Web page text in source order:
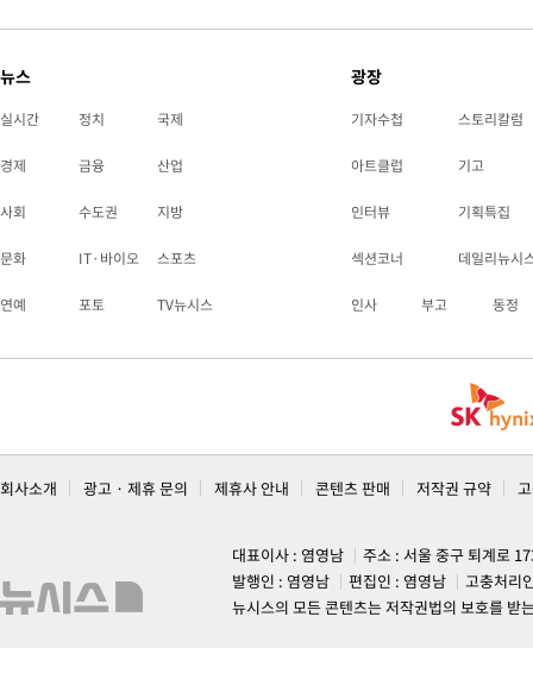
뉴스
실시간 정치 국제
경제 금융 산업
사회 수도권 지방
문화 IT·바이오 스포츠
연예 포토 TV뉴시스
광장
기자수첩 스토리칼럼
아트클럽 기고
인터뷰 기획특집
섹션코너 데일리뉴시
인사 부고 동정
회사소개 광고 · 제휴 문의 제휴사 안내 콘텐츠 판매 저작권 규약
대표이사 : 염영남
주소 : 서울 중구 퇴계로
발행인 : 염영남
편집인 : 염영남
고충처리
뉴시스의 모든 콘텐츠는 저작권법의 보호를